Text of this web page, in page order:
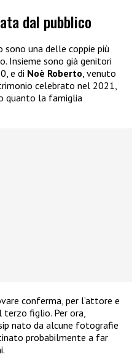
dal pubblico
sono una delle coppie più
Insieme sono già genitori
e di Noè Roberto, venuto
celebrato nel 2021,
quanto la famiglia
conferma, per l’attore e
terzo figlio. Per ora,
nato da alcune fotografie
probabilmente a far